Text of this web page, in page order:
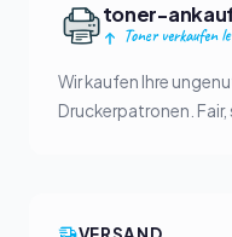
toner-
Toner verkaufen
Wir kaufen Ihre
Druckerpatronen.